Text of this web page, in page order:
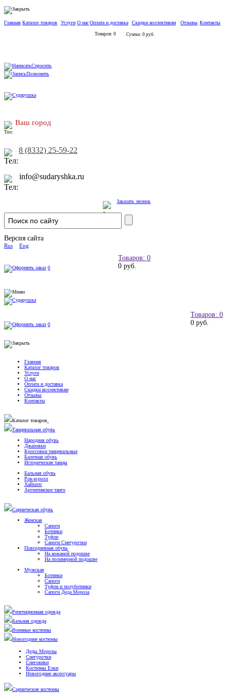
Главная Каталог товаров Услуги О насОплата и доставка Скидки коллективам Отзывы Контакты
Товаров: 0 Сумма: 0 руб.
Спросить
Позвонить
Ваш город
8 (8332) 25-59-22
info@sudaryshka.ru
Заказать звонок
Версия сайта
Rus Eng
Товаров: 0
0 руб.
0
Товаров: 0
0 руб.
0
Главная
Каталог товаров
Услуги
О нас
Оплата и доставка
Скидки коллективам
Отзывы
Контакты
Каталог товаров
Танцевальная обувь
Народная обувь
Джазовки
Кроссовки танцевальные
Балетная обувь
Исторические танцы
Бальная обувь
Рок-н-ролл
Хайхилс
Аргентинское танго
Сценическая обувь
Женская
Сапоги
Ботинки
Туфли
Сапоги Снегурочки
Повседневная обувь
На кожаной подошве
На полимерной подошве
Мужская
Ботинки
Сапоги
Туфли и полуботинки
Сапоги Деда Мороза
Репетиционная одежда
Бальная одежда
Военные костюмы
Новогодние костюмы
Деды Морозы
Снегурочки
Снеговики
Костюмы Елки
Новогодние аксессуары
Сценические костюмы